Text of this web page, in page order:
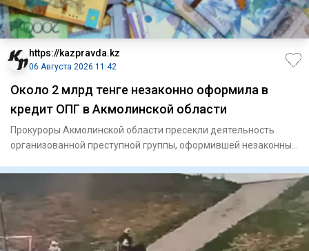
https://kazpravda.kz
06 Августа 2026 11:42
Около 2 млрд тенге незаконно оформила в
кредит ОПГ в Акмолинской области
Прокуроры Акмолинской области пресекли деятельность
организованной преступной группы, оформившей незаконные